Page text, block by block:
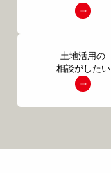
土地活用の
相談がしたい